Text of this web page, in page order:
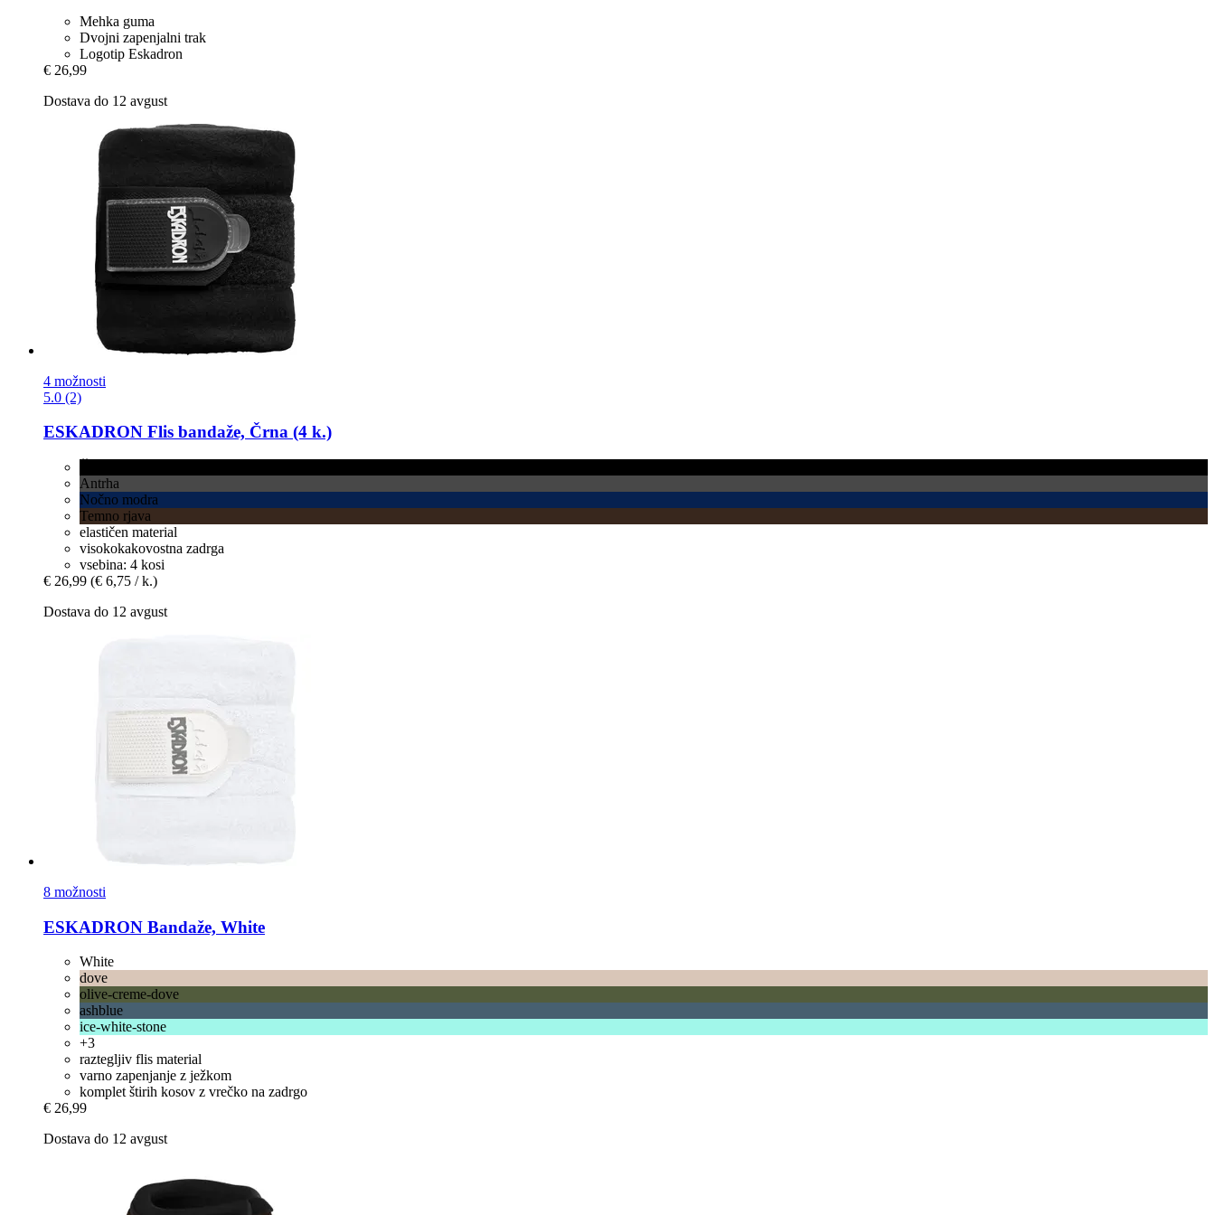
Mehka guma
Dvojni zapenjalni trak
Logotip Eskadron
€ 26,99
Dostava do 12 avgust
4 možnosti
5.0 (2)
ESKADRON Flis bandaže, Črna (4 k.)
Antrha
Nočno modra
Temno rjava
elastičen material
visokokakovostna zadrga
vsebina: 4 kosi
€ 26,99 (€ 6,75 / k.)
Dostava do 12 avgust
8 možnosti
ESKADRON Bandaže, White
White
dove
olive-creme-dove
ashblue
ice-white-stone
+3
raztegljiv flis material
varno zapenjanje z ježkom
komplet štirih kosov z vrečko na zadrgo
€ 26,99
Dostava do 12 avgust